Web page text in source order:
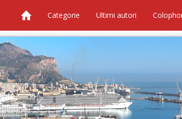
Categorie Ultimi autori